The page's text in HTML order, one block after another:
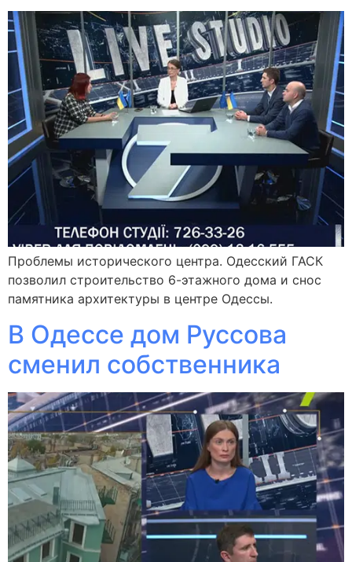
Проблемы исторического центра. Одесский ГАСК
позволил строительство 6-этажного дома и снос
памятника архитектуры в центре Одессы.
В Одессе дом Руссова
сменил собственника